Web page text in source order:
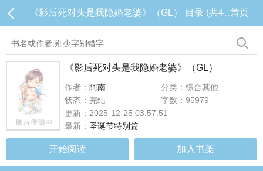
《影后死对头是我隐婚老婆》（GL） 目录 (共44章)首页
《影后死对头是我隐婚老婆》（GL）
作者： 阿南
分类：综合其他
状态：完结
字数：95979
更新：2025-12-25 03:57:51
最新： 圣诞节特别篇
开始阅读 加入书架